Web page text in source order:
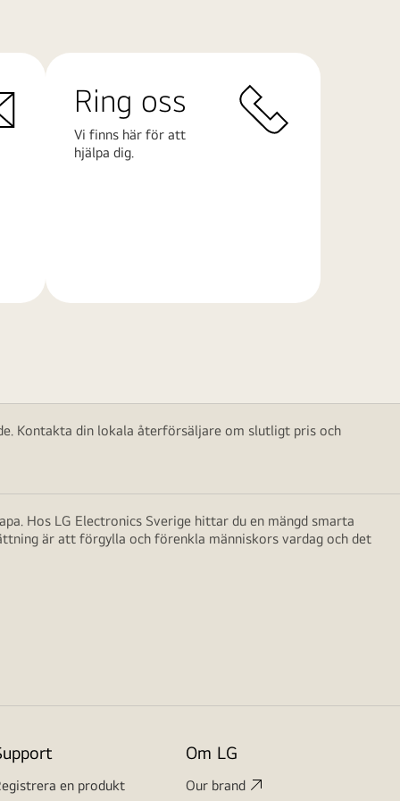
Ring oss
Vi finns här för att
hjälpa dig.
Kontakta din lokala återförsäljare om slutligt pris och
Hos LG Electronics Sverige hittar du en mängd smarta
är att förgylla och förenkla människors vardag och det
en produkt
Om LG
Our brand